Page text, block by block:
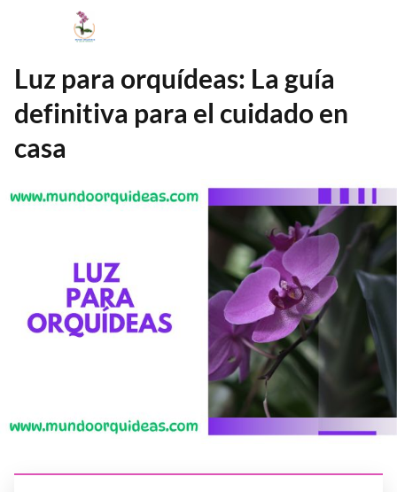
Luz para orquídeas: La guía
definitiva para el cuidado en
casa